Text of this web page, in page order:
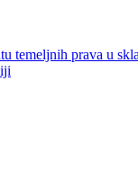
temeljnih prava u